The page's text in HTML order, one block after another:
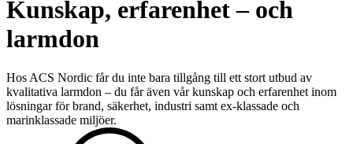
Teknisk support
Offertförfrågan
Kunskap, erfarenhet – och
larmdon
Hos ACS Nordic får du inte bara tillgång till ett stort utbud av
kvalitativa larmdon – du får även vår kunskap och erfarenhet inom
lösningar för brand, säkerhet, industri samt ex-klassade och
marinklassade miljöer.